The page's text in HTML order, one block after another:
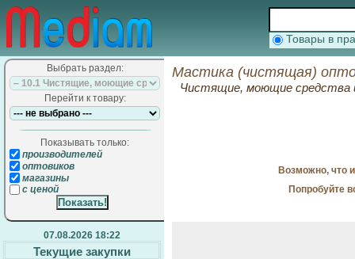
Товары в
Выбрать раздел:
Перейти к товару:
Показывать только:
производителей
оптовиков
магазины
с ценой
07.08.2026 18:22
Текущие закупки
Мастика (чистящая)
Чистящие, моющие средства
Возможно, что
Попробуйте